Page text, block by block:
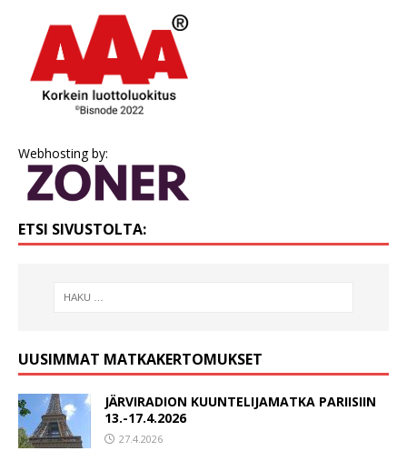
Webhosting by:
ETSI SIVUSTOLTA:
UUSIMMAT MATKAKERTOMUKSET
JÄRVIRADION KUUNTELIJAMATKA PARIISIIN
13.-17.4.2026
27.4.2026